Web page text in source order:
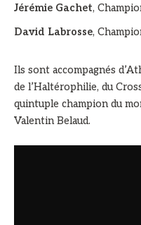
Jérémie Gachet,
David Labrosse,
Ils sont accompagnés
de l’Haltérophilie, du
quintuple champion du
Valentin Belaud.